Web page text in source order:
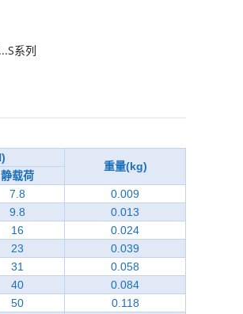
系列
重量(kg)
静载荷
7.8
0.009
9.8
0.013
16
0.024
23
0.039
31
0.058
40
0.084
50
0.118